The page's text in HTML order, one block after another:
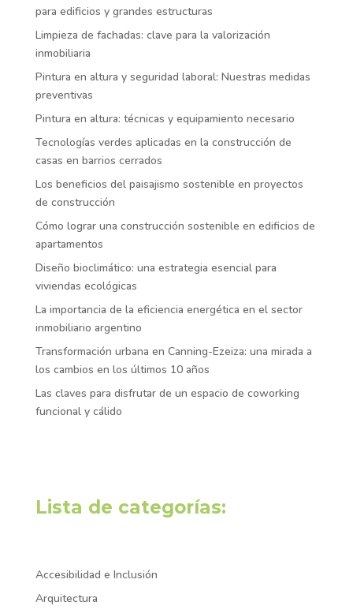
para edificios y grandes estructuras
Limpieza de fachadas: clave para la valorización
inmobiliaria
Pintura en altura y seguridad laboral: Nuestras medidas
preventivas
Pintura en altura: técnicas y equipamiento necesario
Tecnologías verdes aplicadas en la construcción de
casas en barrios cerrados
Los beneficios del paisajismo sostenible en proyectos
de construcción
Cómo lograr una construcción sostenible en edificios de
apartamentos
Diseño bioclimático: una estrategia esencial para
viviendas ecológicas
La importancia de la eficiencia energética en el sector
inmobiliario argentino
Transformación urbana en Canning-Ezeiza: una mirada a
los cambios en los últimos 10 años
Las claves para disfrutar de un espacio de coworking
funcional y cálido
Lista de categorías:
Accesibilidad e Inclusión
Arquitectura